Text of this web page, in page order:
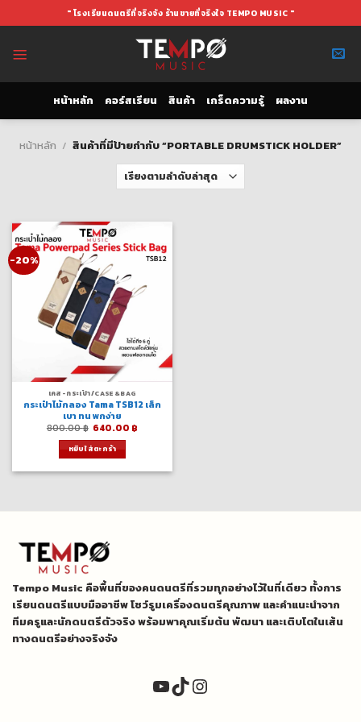
to
" โรงเรียนดนตรีที่จริงจัง ร้านขายที่จริงใจ TEMPO MUSIC "
หน้าหลัก คอร์สเรียน สินค้า เกร็ดความรู้ ผลงาน
หน้าหลัก / สินค้าที่มีป้ายกำกับ “PORTABLE DRUMSTICK HOLDER”
-20%
เคส-กระเป๋า/CASE&BAG
กระเป๋าไม้กลอง Tama TSB12 เล็ก
เบา ทน พกง่าย
800.00฿ Original
was:
800.00 ฿.
640.00 ฿
หยิบใส่ตะกร้า
Tempo Music คือพื้นที่ของคนดนตรีที่รวมทุกอย่างไว้ในที่เดียว ทั้งการ
เรียนดนตรีแบบมืออาชีพ โชว์รูมเครื่องดนตรีคุณภาพ และคำแนะนำจาก
ทีมครูและนักดนตรีตัวจริง พร้อมพาคุณเริ่มต้น พัฒนา และเติบโตในเส้น
ทางดนตรีอย่างจริงจัง
YouTube
TikTok
Instagram